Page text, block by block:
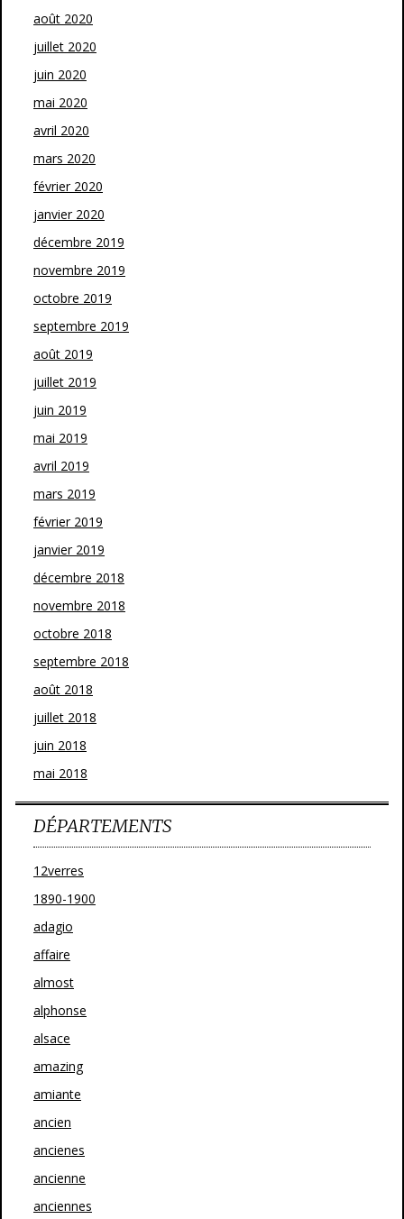
août 2020
juillet 2020
juin 2020
mai 2020
avril 2020
mars 2020
février 2020
janvier 2020
décembre 2019
novembre 2019
octobre 2019
septembre 2019
août 2019
juillet 2019
juin 2019
mai 2019
avril 2019
mars 2019
février 2019
janvier 2019
décembre 2018
novembre 2018
octobre 2018
septembre 2018
août 2018
juillet 2018
juin 2018
mai 2018
DÉPARTEMENTS
12verres
1890-1900
adagio
affaire
almost
alphonse
alsace
amazing
amiante
ancien
ancienes
ancienne
anciennes